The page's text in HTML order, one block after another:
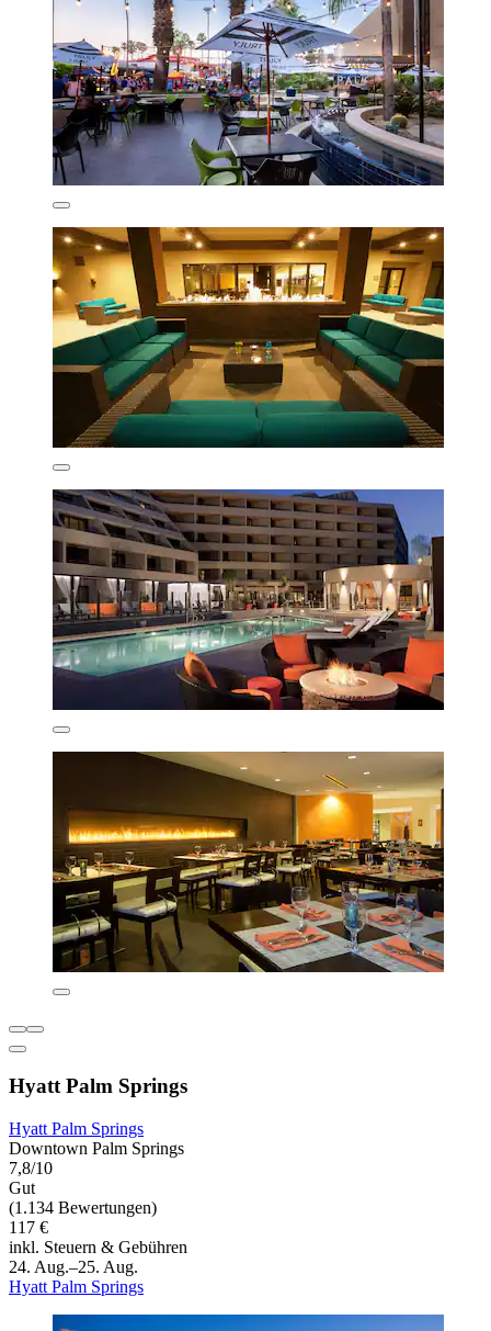
Hyatt Palm Springs
Hyatt Palm Springs
Downtown Palm Springs
7,8/10
Gut
(1.134 Bewertungen)
117 €
inkl. Steuern & Gebühren
24. Aug.–25. Aug.
Hyatt Palm Springs